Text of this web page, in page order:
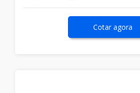
Cotar agora